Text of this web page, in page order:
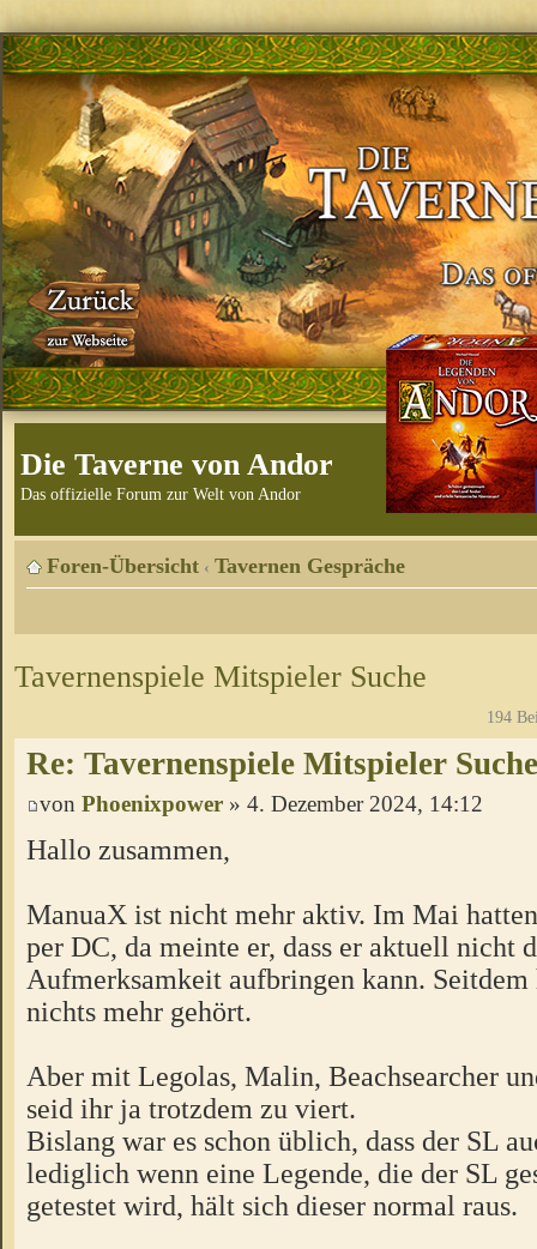
Die Taverne von Andor
Das offizielle Forum zur Welt von Andor
Foren-Übersicht ‹ Tavernen Gespräche
Tavernenspiele Mitspieler Suche
194
Re: Tavernenspiele Mitspieler Suche
von Phoenixpower » 4. Dezember 2024, 14:12
Hallo zusammen,
ManuaX ist nicht mehr aktiv. Im Mai
per DC, da meinte er, dass er aktuell nicht
Aufmerksamkeit aufbringen kann.
nichts mehr gehört.
Aber mit Legolas, Malin, Beachsearcher
seid ihr ja trotzdem zu viert.
Bislang war es schon üblich, dass der SL
lediglich wenn eine Legende, die der SL
getestet wird, hält sich dieser normal raus.